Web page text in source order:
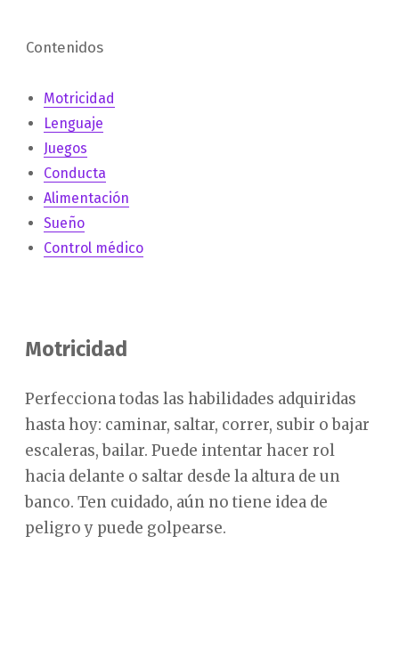
Contenidos
Motricidad
Lenguaje
Juegos
Conducta
Alimentación
Sueño
Control médico
Motricidad
Perfecciona todas las habilidades adquiridas
hasta hoy: caminar, saltar, correr, subir o bajar
escaleras, bailar. Puede intentar hacer rol
hacia delante o saltar desde la altura de un
banco. Ten cuidado, aún no tiene idea de
peligro y puede golpearse.